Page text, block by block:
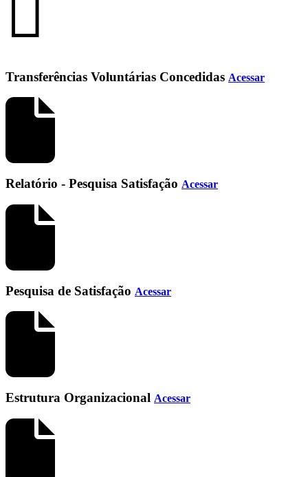
Transferências Voluntárias Concedidas Acessar
Relatório - Pesquisa Satisfação Acessar
Pesquisa de Satisfação Acessar
Estrutura Organizacional Acessar